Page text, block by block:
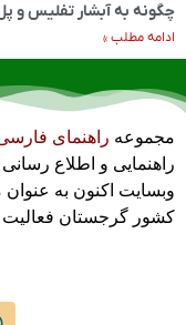
چگونه به آبشار تفلیس و
ادامه مطلب »
مجموعه راهنمای
راهنمایی و اطلاع
وبسایت اکنون به
کشور گرجستان فعالیت